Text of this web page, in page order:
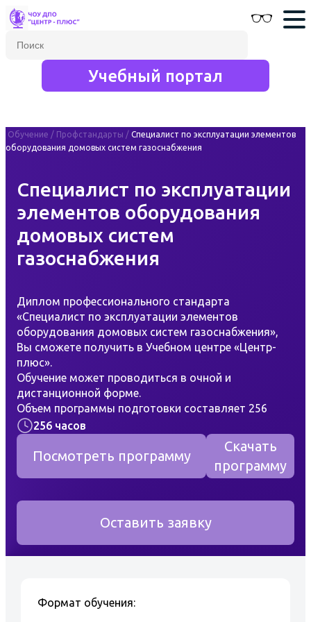
Учебный портал
Обучение / Профстандарты / Специалист по эксплуатации элементов
оборудования домовых систем газоснабжения
Специалист по эксплуатации
элементов оборудования
домовых систем
газоснабжения
Диплом профессионального стандарта
«Специалист по эксплуатации элементов
оборудования домовых систем газоснабжения»,
Вы сможете получить в Учебном центре «Центр-
плюс».
Обучение может проводиться в очной и
дистанционной форме.
Объем программы подготовки составляет 256
часов.
Очное обучение проводится в классах УЦ, с
преподавателями имеющих соответствующую
электронной программе, в которой Вы сможете
технической документацией с последующим
тестированием в программе.
256 часов
Посмотреть программу
Скачать
программу
Оставить заявку
Формат обучения: